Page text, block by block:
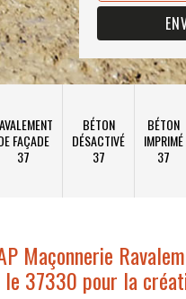
FAÇADE
37
BÉTON
DÉSACTIVÉ
37
BÉTON
IMPRIMÉ
37
Maçonnerie
le 37330 pour la